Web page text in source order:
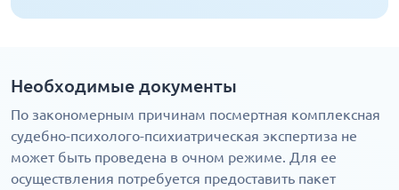
Необходимые документы
По закономерным причинам посмертная комплексная
судебно-психолого-психиатрическая экспертиза не
может быть проведена в очном режиме. Для ее
осуществления потребуется предоставить пакет